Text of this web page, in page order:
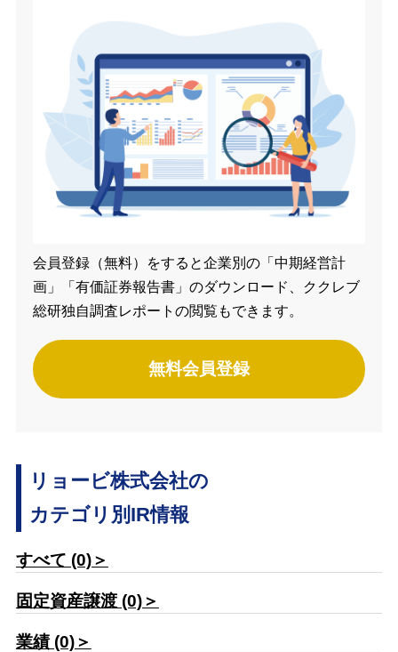
会員登録（無料）をすると企業別の「中期経営計
画」「有価証券報告書」のダウンロード、ククレブ
総研独自調査レポートの閲覧もできます。
無料会員登録
リョービ株式会社の
カテゴリ別IR情報
すべて (0)＞
固定資産譲渡 (0)＞
業績 (0)＞